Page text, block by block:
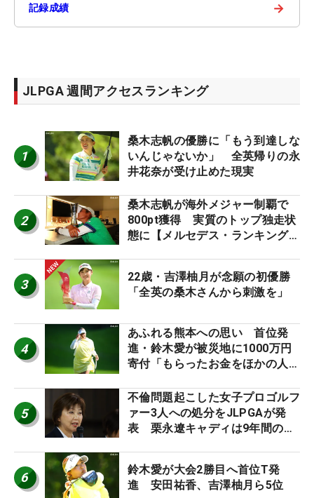
記録成績 →
JLPGA 週間アクセスランキング
1
桑木志帆の優勝に「もう到達しな
いんじゃないか」 全英帰りの永
井花奈が受け止めた現実
2
桑木志帆が海外メジャー制覇で
800pt獲得 実質のトップ独走状
態に【メルセデス・ランキング番
3
22歳・吉澤柚月が念願の初優勝
「全英の桑木さんから刺激を」
4
あふれる熊本への思い 首位発
進・鈴木愛が被災地に1000万円
寄付「もらったお金をほかの人
5
不倫問題起こした女子プロゴルフ
ァー3人への処分をJLPGAが発
表 栗永遼キャディは9年間の立
6
鈴木愛が大会2勝目へ首位T発
進 安田祐香、吉澤柚月ら5位